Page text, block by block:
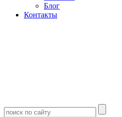
Блог
Контакты